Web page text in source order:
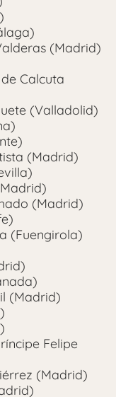
(Madrid)
Calcuta
(Valladolid)
(Madrid)
(Madrid)
(Fuengirola)
(Madrid)
Felipe
(Madrid)